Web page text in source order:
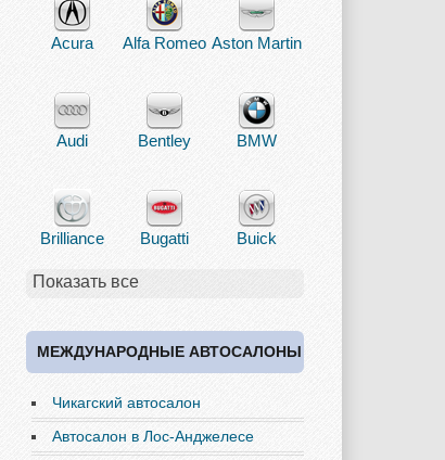
Acura Alfa Romeo Aston Martin
Audi Bentley BMW
Brilliance Bugatti Buick
Cadillac Chery Chevrolet
Chrysler Citroen Dacia
Показать все
МЕЖДУНАРОДНЫЕ АВТОСАЛОНЫ
Чикагский автосалон
Автосалон в Лос-Анджелесе